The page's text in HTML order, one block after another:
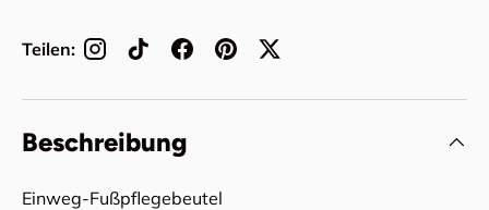
Teilen:
Beschreibung
Einweg-Fußpflegebeutel